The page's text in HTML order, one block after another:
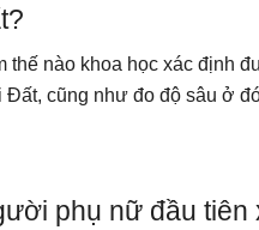
thế nào khoa học xác định
Đất, cũng như đo độ sâu ở
phụ nữ đầu tiên